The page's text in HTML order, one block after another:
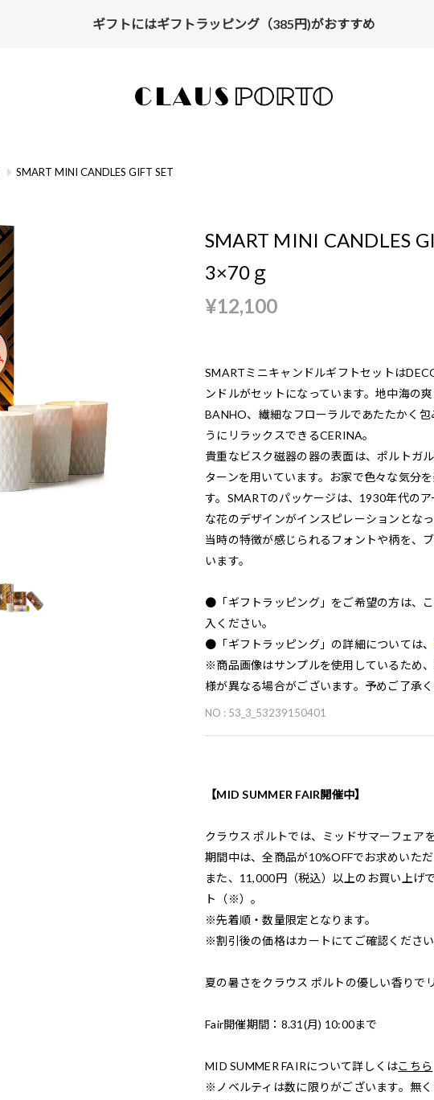
ギフトにはギフトラッピング（385円)がおすすめ
SMART MINI CANDLES GIFT SET
SMART MINI CANDLES
3×70ｇ
¥12,100
SMARTミニキャンドルギフトセットは
ンドルがセットになっています。地中海の
BANHO、繊細なフローラルであたたかく
うにリラックスできるCERINA。
貴重なビスク磁器の器の表面は、ポルトガ
ターンを用いています。お家で色々な気分
す。SMARTのパッケージは、1930年代の
な花のデザインがインスピレーションとなっ
当時の特徴が感じられるフォントや柄を、
います。
●「ギフトラッピング」をご希望の方は、
入ください。
●「ギフトラッピング」の詳細については、
※商品画像はサンプルを使用しているため
様が異なる場合がございます。予めご了承く
NO : 53_3_53239150401
【MID SUMMER FAIR開催中】
クラウス ポルトでは、ミッドサマーフェア
期間中は、全商品が10%OFFでお求めいただ
また、11,000円（税込）以上のお買い上げ
ト（※）。
※先着順・数量限定となります。
※割引後の価格はカートにてご確認ください
夏の暑さをクラウス ポルトの優しい香りで
Fair開催期間：8.31(月) 10:00まで
MID SUMMER FAIRについて詳しくはこちら
※ノベルティは数に限りがございます。無